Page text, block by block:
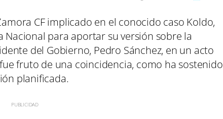
CF implicado en el conocido caso Koldo,
para aportar su versión sobre la
del Gobierno, Pedro Sánchez, en un acto
fruto de una coincidencia, como ha sostenido
planificada.